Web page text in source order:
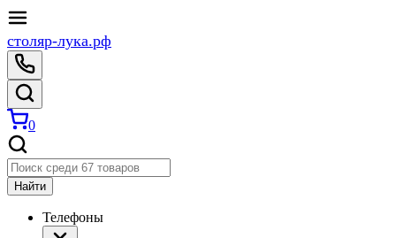
столяр-лука.рф
0
Найти
Телефоны